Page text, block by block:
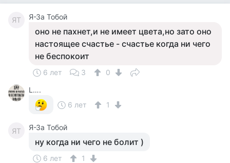
ЯТ Я-За Тобой
оно не пахнет,и не имеет цвета,но зато оно
настоящее счастье - счастье когда ни чего
не беспокоит
6 лет 3
0
L….
6 лет
1
ЯТ Я-За Тобой
ну когда ни чего не болит )
6 лет
1